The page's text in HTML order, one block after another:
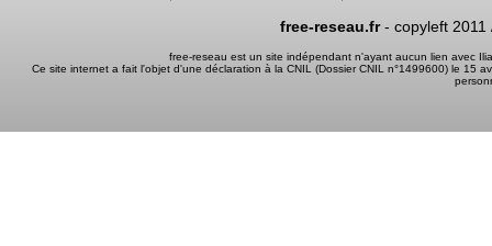
free-reseau.fr- copyleft 2011
free-reseau est un site indépendant n'ayant aucun lien avec
Ce site internet a fait l'objet d'une déclaration à la CNIL (Dossier CNIL n°1499600) le 15